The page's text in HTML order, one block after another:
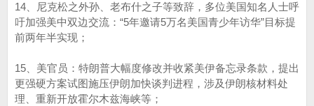
14、尼克松之外孙、老布什之子等致辞，多位美国知名人士呼
吁加强美中双边交流：“5年邀请5万名美国青少年访华”目标提
前两年半实现；
15、美官员：特朗普大幅度修改并收紧美伊备忘录条款，提出
更强硬方案试图施压伊朗加快谈判进程，涉及伊朗核材料处
理、重新开放霍尔木兹海峡等；